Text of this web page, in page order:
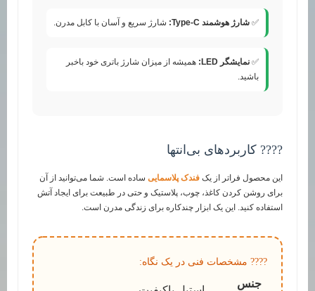
✅ شارژ هوشمند Type-C: شارژ سریع و آسان با کابل مدرن.
✅ نمایشگر LED:
همیشه از میزان شارژ باتری خود باخبر
باشید.
???? کاربردهای بی‌انتها
این محصول فراتر از یک فندک پلاسمایی ساده است. شما می‌توانید از آن
برای روشن کردن کاغذ، چوب، پلاستیک و حتی در طبیعت برای ایجاد آتش
استفاده کنید. این یک ابزار چندکاره برای زندگی مدرن است.
???? مشخصات فنی در یک نگاه:
جنس